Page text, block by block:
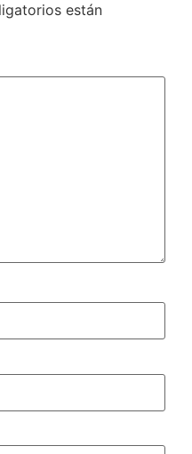
están